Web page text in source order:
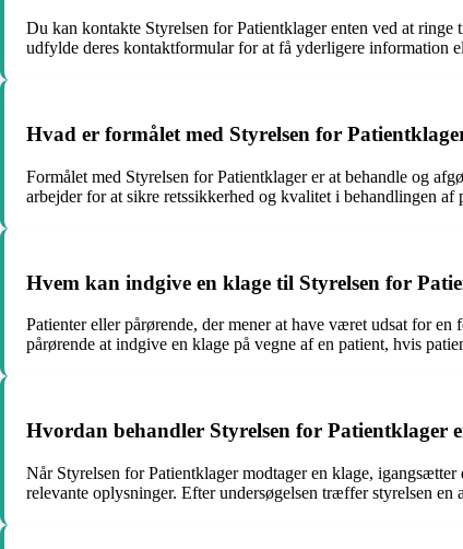
Du kan kontakte Styrelsen for Patientklager enten ved at
udfylde deres kontaktformular for at få yderligere information
Hvad er formålet med Styrelsen for
Formålet med Styrelsen for Patientklager er at behandle og
arbejder for at sikre retssikkerhed og kvalitet i behandlingen af
Hvem kan indgive en klage til Styrelsen for
Patienter eller pårørende, der mener at have været udsat for
pårørende at indgive en klage på vegne af en patient, hvis
Hvordan behandler Styrelsen for Patientklager
Når Styrelsen for Patientklager modtager en klage,
relevante oplysninger. Efter undersøgelsen træffer styrelsen en